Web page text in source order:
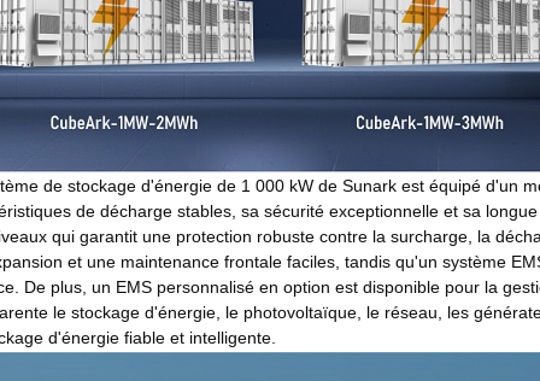
de stockage d'énergie de 1 000 kW de Sunark est équipé d'un
de décharge stables, sa sécurité exceptionnelle et sa
qui garantit une protection robuste contre la surcharge, la
et une maintenance frontale faciles, tandis qu'un système
De plus, un EMS personnalisé en option est disponible pour la
le stockage d'énergie, le photovoltaïque, le réseau, les
d'énergie fiable et intelligente.